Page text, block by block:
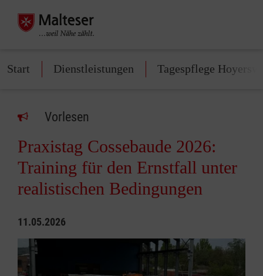
Start Dienstleistungen Tagespflege
Vorlesen
Praxistag Cossebaude 2026:
Training für den Ernstfall unter
realistischen Bedingungen
11.05.2026